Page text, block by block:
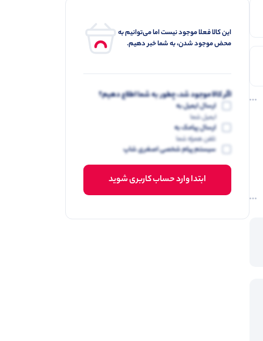
این کالا فعلا موجود نیست اما می‌توانیم به
محض موجود شدن، به شما خبر دهیم.
اگر کالا موجود شد، چطور به شما اطلاع دهیم؟
ارسال ایمیل به
ایمیل شما
ارسال پیامک به
تلفن همراه شما
سیستم پیام شخصی اصغری شاپ
ابتدا وارد حساب کاربری شوید